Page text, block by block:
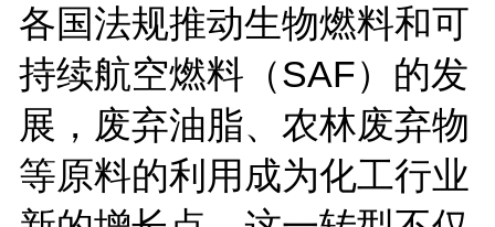
各国法规推动生物燃料和可
持续航空燃料（SAF）的发
展，废弃油脂、农林废弃物
等原料的利用成为化工行业